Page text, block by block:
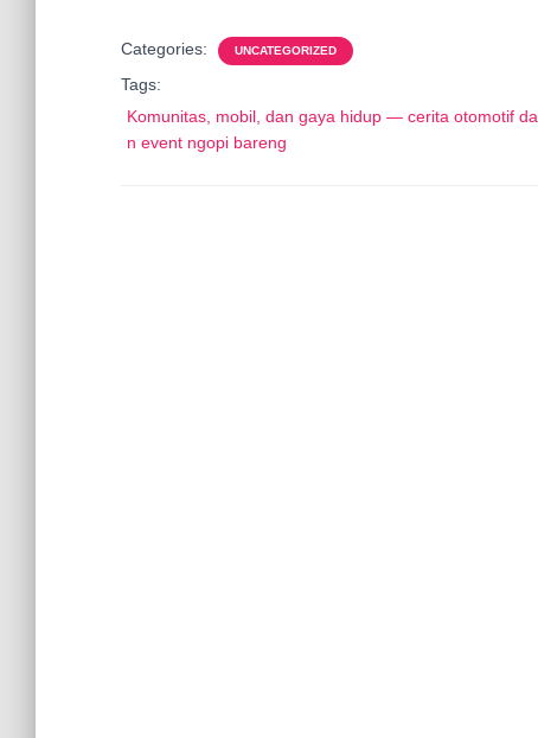
Categories: UNCATEGORIZED
Tags:
Komunitas, mobil, dan gaya hidup — cerita otomotif da
n event ngopi bareng